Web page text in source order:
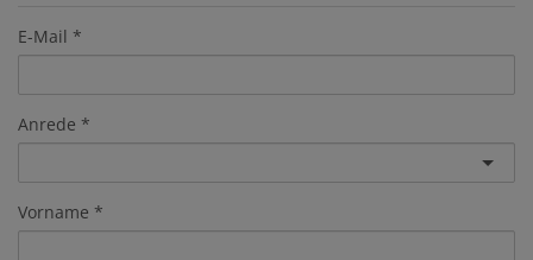
E-Mail
Anrede
Vorname